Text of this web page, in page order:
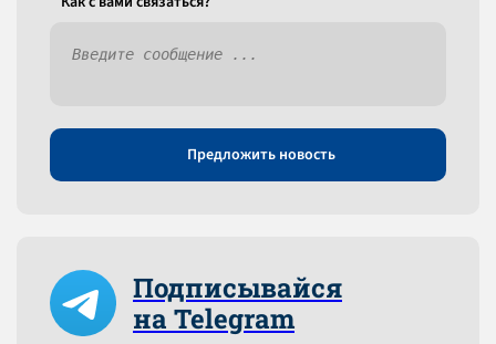
Предложить новость
Подписывайся
на Telegram